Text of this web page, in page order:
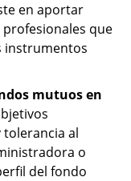
en aportar
que
instrumentos
mutuos en
al
o
del fondo